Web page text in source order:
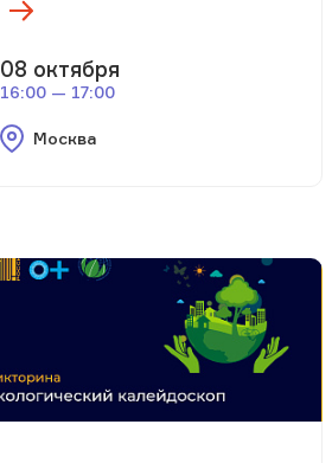
08 октября
16:00 — 17:00
Москва